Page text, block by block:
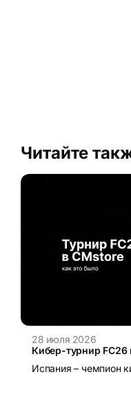
Читайте
28 июля 2026
Кибер-турнир FC26
Испания – чемпион